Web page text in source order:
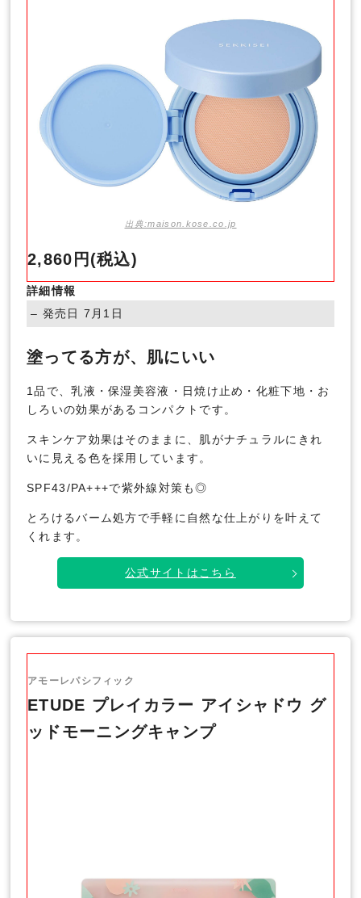
出典:maison.kose.co.jp
2,860円(税込)
詳細情報
– 発売日 7月1日
塗ってる方が、肌にいい
1品で、乳液・保湿美容液・日焼け止め・化粧下地・お
しろいの効果があるコンパクトです。
スキンケア効果はそのままに、肌がナチュラルにきれ
いに見える色を採用しています。
SPF43/PA+++で紫外線対策も◎
とろけるバーム処方で手軽に自然な仕上がりを叶えて
くれます。
公式サイトはこちら
アモーレパシフィック
ETUDE プレイカラー アイシャドウ グ
ッドモーニングキャンプ